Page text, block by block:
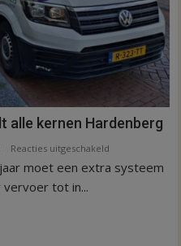
alle kernen Hardenberg
Reacties uitgeschakeld
Nieuw
jaar moet een extra systeem
tot in...